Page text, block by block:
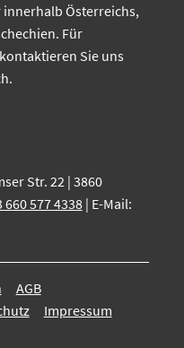
Österreichs,
Für
Sie uns
Str. 22 | 3860
660 577 4338| E-Mail:
AGB
Impressum